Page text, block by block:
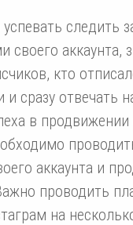
следить
своего аккаунта,
кто
и сразу отвечать
в продвижении
аккаунта и
проводить
на